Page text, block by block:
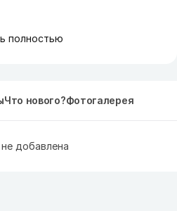
полностью
Что нового?Фотогалерея
добавлена